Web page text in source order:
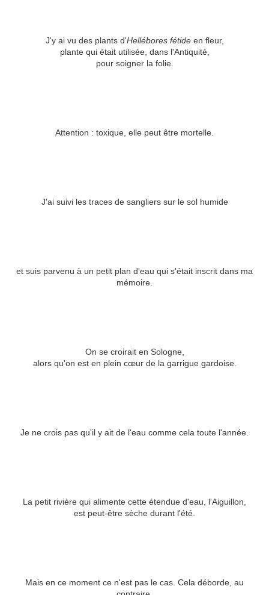
J'y ai vu des plants d'Hellébores fétideen fleur,
plante qui était utilisée, dans l'Antiquité,
pour soigner la folie.
Attention : toxique, elle peut être mortelle.
J'ai suivi les traces de sangliers sur le sol humide
et suis parvenu à un petit plan d'eau qui s'était inscrit dans ma
mémoire.
On se croirait en Sologne,
alors qu'on est en plein cœur de la garrigue gardoise.
Je ne crois pas qu'il y ait de l'eau comme cela toute l'année.
La petit rivière qui alimente cette étendue d'eau, l'Aiguillon,
est peut-être sèche durant l'été.
Mais en ce moment ce n'est pas le cas. Cela déborde, au